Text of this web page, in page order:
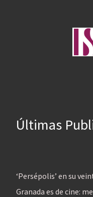
Últimas
‘Persépolis’ en su
Granada es de cine: